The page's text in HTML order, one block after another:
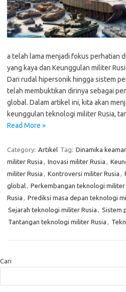
a telah lama menjadi fokus perhatian
yang kaya dan Keunggulan militer
Dari rudal hipersonik hingga sistem
telah membuktikan dirinya sebagai
global. Dalam artikel ini, kita akan
keunggulan teknologi militer Rusia,
Read More »
Category: Artikel Tag: Dinamika
militer Rusia , Inovasi militer Rusia ,
militer Rusia , Kontroversi militer Rusia ,
global, Perkembangan teknologi militer
Rusia , Prediksi masa depan teknologi
Sejarah teknologi militer Rusia , Sistem
Tantangan teknologi militer Rusia ,
Cari